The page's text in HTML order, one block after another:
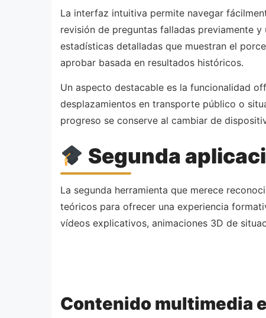
La interfaz intuitiva permite navegar
revisión de preguntas falladas previamente
estadísticas detalladas que muestran el
aprobar basada en resultados históricos.
Un aspecto destacable es la funcionalidad
desplazamientos en transporte público o
progreso se conserve al cambiar de
Segunda
La segunda herramienta que merece
teóricos para ofrecer una experiencia
vídeos explicativos, animaciones 3D de
Contenido multimedia